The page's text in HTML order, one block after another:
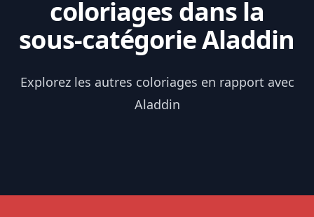
coloriages dans la
sous-catégorie Aladdin
Explorez les autres coloriages en rapport avec
Aladdin